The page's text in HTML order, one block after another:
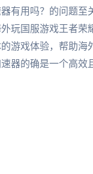
有用吗？的问题至
玩国服游戏王者荣
游戏体验，帮助海
器的确是一个高效